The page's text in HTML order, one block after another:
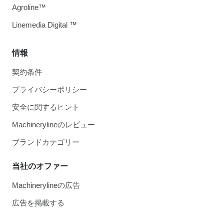
情報
契約条件
プライバシーポリシー
安全に関するヒント
Machinerylineのレビュー
ブランドカテゴリー
当社のオファー
Machinerylineの広告
広告を掲載する
Agroline™
Linemedia Digital ™